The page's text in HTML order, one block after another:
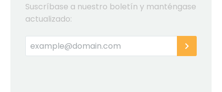
Suscríbase a nuestro boletín y manténgase
actualizado: